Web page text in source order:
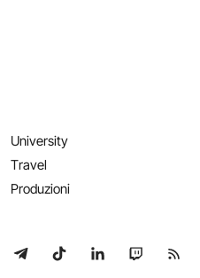
University
Travel
Produzioni
YouTube
su WhatsApp
Seguici su Telegram
Seguici su TikTok
Seguici su
Seguici